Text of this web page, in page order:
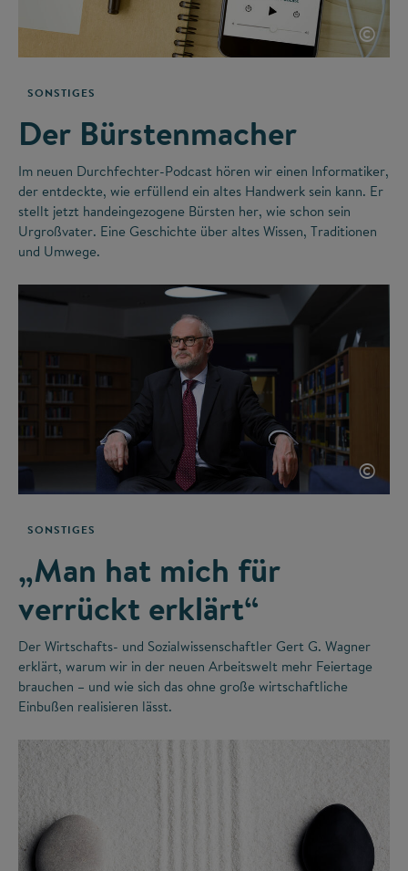
©
SONSTIGES
Der Bürstenmacher
Im neuen Durchfechter-Podcast hören wir einen Informatiker,
der entdeckte, wie erfüllend ein altes Handwerk sein kann. Er
stellt jetzt handeingezogene Bürsten her, wie schon sein
Urgroßvater. Eine Geschichte über altes Wissen, Traditionen
und Umwege.
©
SONSTIGES
„Man hat mich für
verrückt erklärt“
Der Wirtschafts- und Sozialwissenschaftler Gert G. Wagner
erklärt, warum wir in der neuen Arbeitswelt mehr Feiertage
brauchen – und wie sich das ohne große wirtschaftliche
Einbußen realisieren lässt.